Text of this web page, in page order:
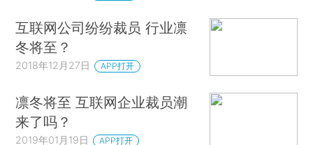
互联网公司纷纷裁员 行业凛
冬将至？
2018年12月27日 APP打开
凛冬将至 互联网企业裁员潮
来了吗？
2019年01月19日 APP打开